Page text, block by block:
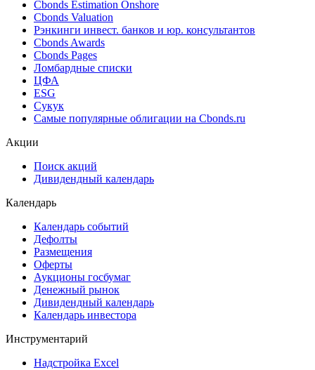
Поиск котировок облигаций
Best bid/ask
Cbonds Estimation
Cbonds Estimation Onshore
Cbonds Valuation
Рэнкинги инвест. банков и юр. консультантов
Cbonds Awards
Cbonds Pages
Ломбардные списки
ESG
Самые популярные облигации на Cbonds.ru
Дивидендный календарь
Календарь
Календарь событий
Дефолты
Размещения
Оферты
Денежный рынок
Календарь инвестора